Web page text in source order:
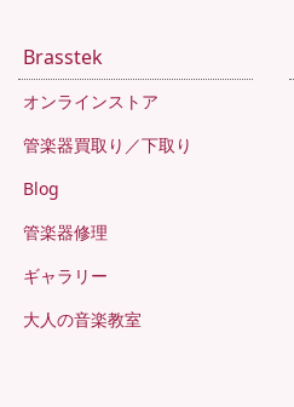
Brasstek
オンラインストア
管楽器買取り／下取り
Blog
管楽器修理
ギャラリー
大人の音楽教室